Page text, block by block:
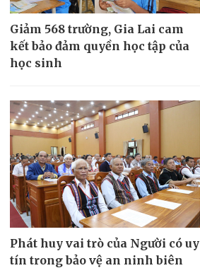
Giảm 568 trường, Gia Lai cam
kết bảo đảm quyền học tập của
học sinh
Phát huy vai trò của Người có uy
tín trong bảo vệ an ninh biên